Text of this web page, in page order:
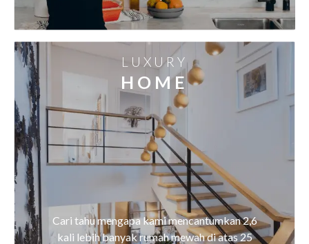
LUXURY
HOME
Cari tahu mengapa kami mencantumkan 2,6
kali lebih banyak rumah mewah di atas 25